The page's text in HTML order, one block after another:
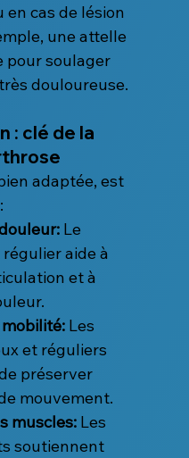
cas de lésion
une attelle
pour soulager
douloureuse.
: clé de la
adaptée, est
Le
aide à
et à
Les
et réguliers
préserver
mouvement.
muscles: Les
soutiennent